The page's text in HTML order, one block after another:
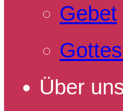
Gebet
Über